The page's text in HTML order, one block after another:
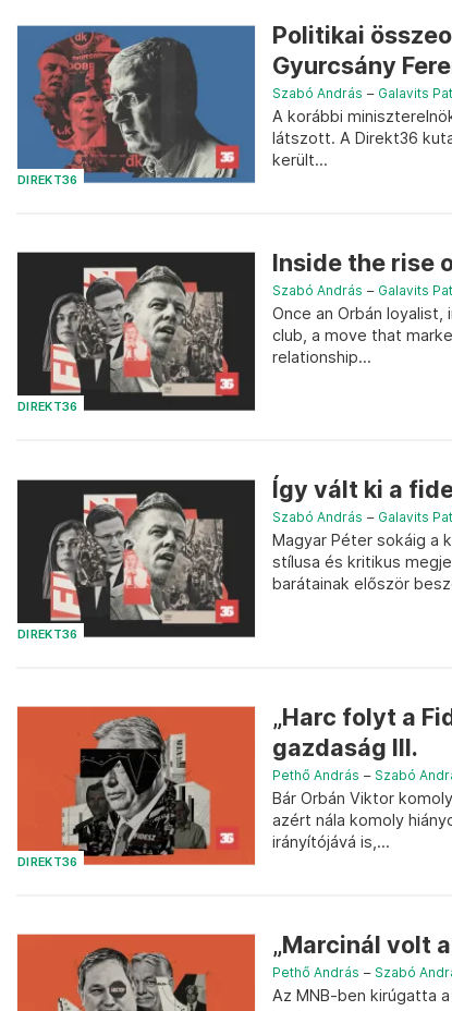
DIREKT36
Politikai
Gyurcsány
Szabó András – Galavits
A korábbi
látszott. A Direkt36
került...
DIREKT36
Inside the rise
Szabó András – Galavits
Once an Orbán
club, a move that
relationship...
DIREKT36
Így vált ki a
Szabó András – Galavits
Magyar Péter sokáig a
stílusa és kritikus
barátainak először
DIREKT36
„Harc folyt a
gazdaság III.
Pethő András – Szabó
Bár Orbán Viktor
azért nála komoly
irányítójává is,...
„Marcinál volt
Pethő András – Szabó
Az MNB-ben kirúgatta